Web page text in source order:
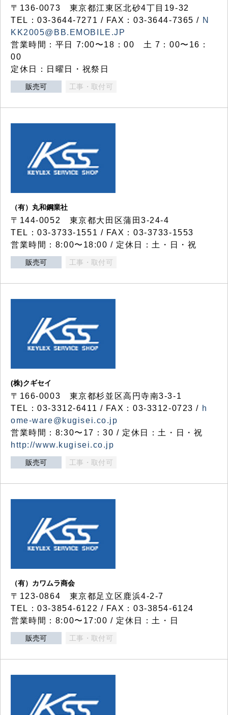
〒136-0073 東京都江東区北砂4丁目19-32
TEL：03‐3644‐7271 / FAX：03-3644-7365 / N
KK2005@BB.EMOBILE.JP
営業時間：平日 7:00〜18：00 土 7：00〜16：
00
定休日：日曜日・祝祭日
販売可 工事・取付可
（有）丸和鋼業社
〒144-0052 東京都大田区蒲田3-24-4
TEL：03-3733-1551 / FAX：03-3733-1553
営業時間：8:00〜18:00 / 定休日：土・日・祝
販売可 工事・取付可
(株)クギセイ
〒166-0003 東京都杉並区高円寺南3-3-1
TEL：03-3312-6411 / FAX：03-3312-0723 / h
ome-ware@kugisei.co.jp
営業時間：8:30〜17：30 / 定休日：土・日・祝
http://www.kugisei.co.jp
販売可 工事・取付可
（有）カワムラ商会
〒123-0864 東京都足立区鹿浜4-2-7
TEL：03-3854-6122 / FAX：03-3854-6124
営業時間：8:00〜17:00 / 定休日：土・日
販売可 工事・取付可